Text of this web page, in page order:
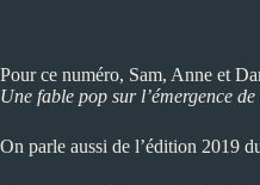
Pour ce numéro, Sam, Anne et
Une fable pop sur l’émergence
On parle aussi de l’édition 2019